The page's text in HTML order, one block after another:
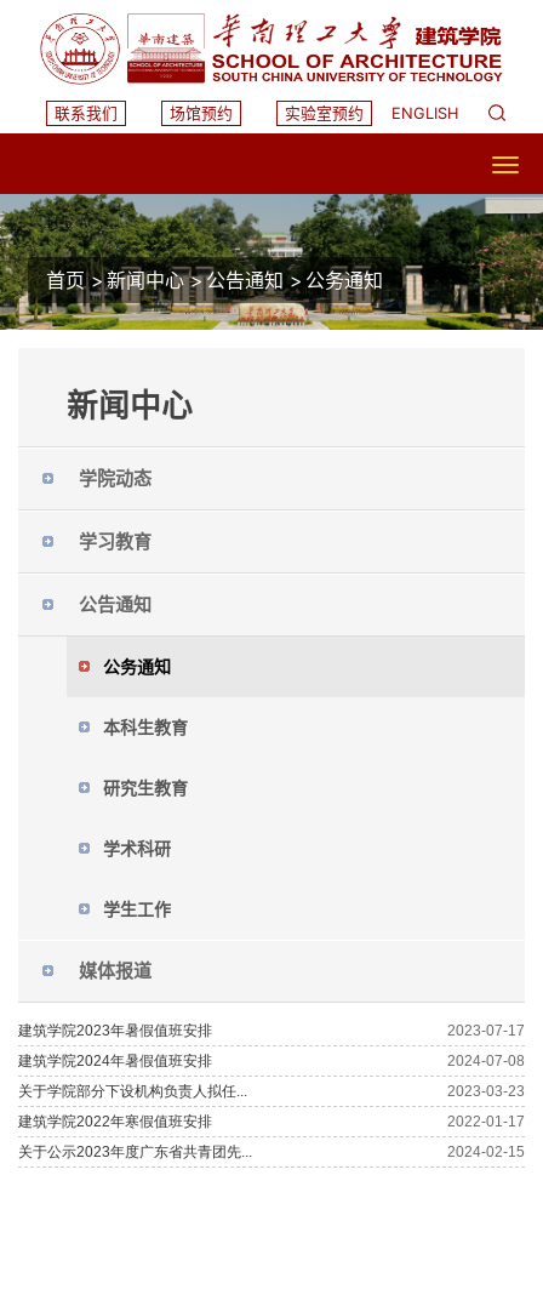
联系我们 场馆预约 实验室预约 ENGLISH
首页>新闻中心>公告通知 >公务通知
新闻中心
学院动态
学习教育
公告通知
公务通知
本科生教育
研究生教育
学术科研
学生工作
媒体报道